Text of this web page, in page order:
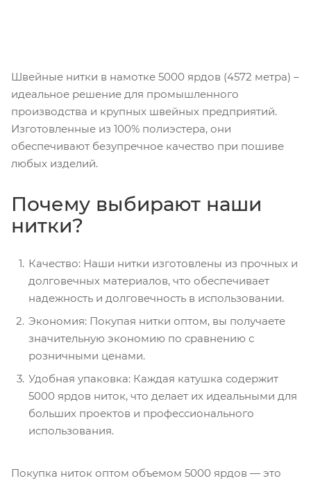
Швейные нитки в намотке 5000 ярдов (4572 метра) –
идеальное решение для промышленного
производства и крупных швейных предприятий.
Изготовленные из 100% полиэстера, они
обеспечивают безупречное качество при пошиве
любых изделий.
Почему выбирают наши
нитки?
Качество: Наши нитки изготовлены из прочных и
долговечных материалов, что обеспечивает
надежность и долговечность в использовании.
Экономия: Покупая нитки оптом, вы получаете
значительную экономию по сравнению с
розничными ценами.
Удобная упаковка: Каждая катушка содержит
5000 ярдов ниток, что делает их идеальными для
больших проектов и профессионального
использования.
Покупка ниток оптом объемом 5000 ярдов — это